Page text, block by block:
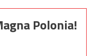
Polonia!